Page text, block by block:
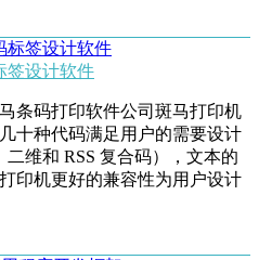
签设计软件
马条码打印软件公司斑马打印机
几十种代码满足用户的需要设计
二维和 RSS 复合码），文本的
打印机更好的兼容性为用户设计